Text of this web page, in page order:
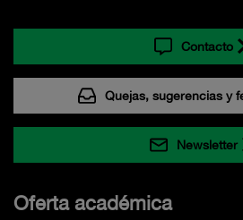
Contacto
Quejas, sugerencias y
Newsletter
Oferta académica